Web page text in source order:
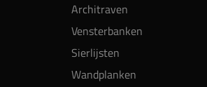
Architraven
Vensterbanken
Sierlijsten
Wandplanken